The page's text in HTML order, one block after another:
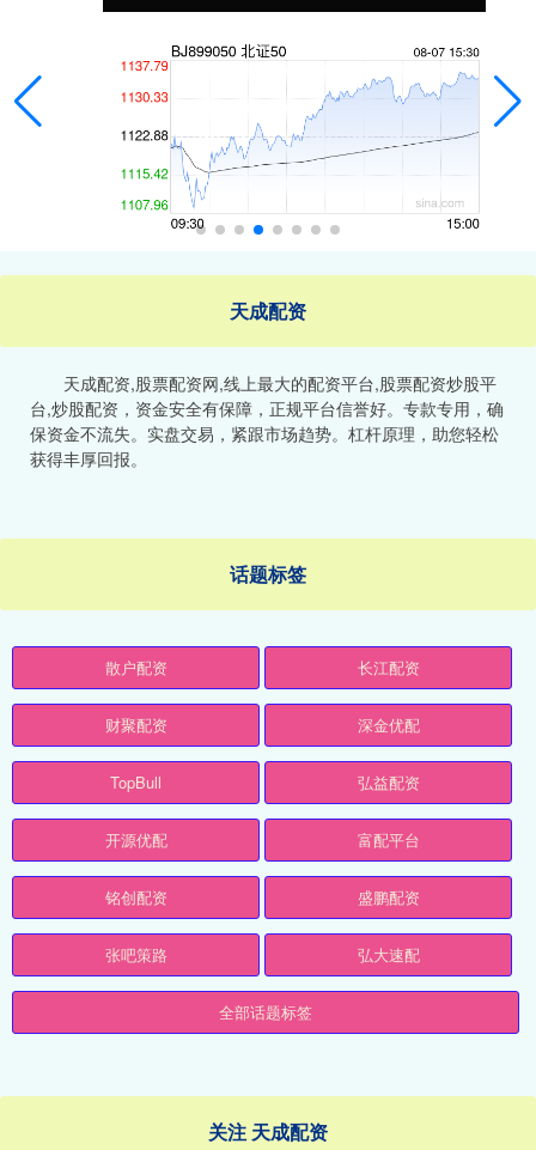
天成配资
天成配资,股票配资网,线上最大的配资平台,股票配资炒股平
台,炒股配资，资金安全有保障，正规平台信誉好。专款专用，确
保资金不流失。实盘交易，紧跟市场趋势。杠杆原理，助您轻松
获得丰厚回报。
话题标签
散户配资 长江配资
财聚配资 深金优配
TopBull 弘益配资
开源优配 富配平台
铭创配资 盛鹏配资
张吧策路 弘大速配
全部话题标签
关注 天成配资